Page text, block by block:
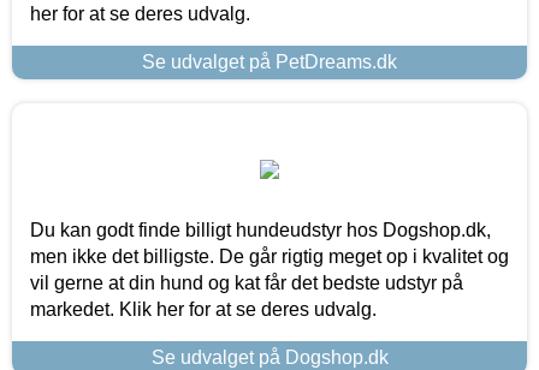
her for at se deres udvalg.
Se udvalget på PetDreams.dk
Du kan godt finde billigt hundeudstyr hos Dogshop.dk,
men ikke det billigste. De går rigtig meget op i kvalitet og
vil gerne at din hund og kat får det bedste udstyr på
markedet. Klik her for at se deres udvalg.
Se udvalget på Dogshop.dk